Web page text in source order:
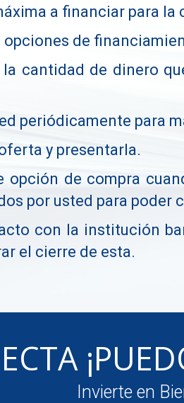
a financiar para la
de
cantidad de dinero
periódicamente para
y presentarla.
opción de compra
por usted para poder
con la institución
el cierre de esta.
Invierte en